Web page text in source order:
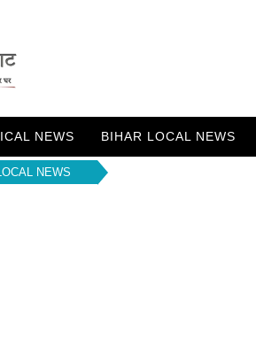
NEWS BIHAR LOCAL NEWS
NEWS